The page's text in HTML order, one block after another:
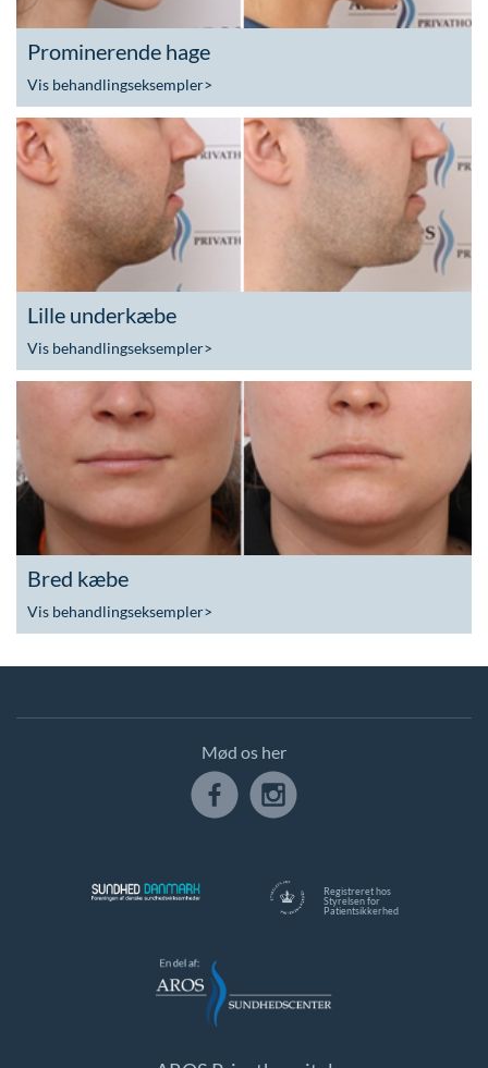
Prominerende hage
Vis behandlingseksempler>
Lille underkæbe
Vis behandlingseksempler>
Bred kæbe
Vis behandlingseksempler>
Registreret hos
Styrelsen for
Patientsikkerhed
Mød os her